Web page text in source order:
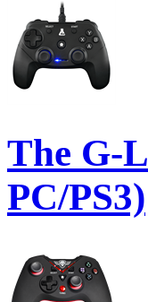
The G-
PC/PS3)